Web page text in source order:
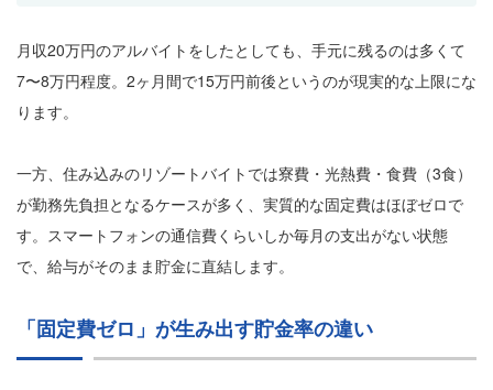
月収20万円のアルバイトをしたとしても、手元に残るのは多くて
7〜8万円程度。2ヶ月間で15万円前後というのが現実的な上限にな
ります。
一方、住み込みのリゾートバイトでは寮費・光熱費・食費（3食）
が勤務先負担となるケースが多く、実質的な固定費はほぼゼロで
す。スマートフォンの通信費くらいしか毎月の支出がない状態
で、給与がそのまま貯金に直結します。
「固定費ゼロ」が生み出す貯金率の違い